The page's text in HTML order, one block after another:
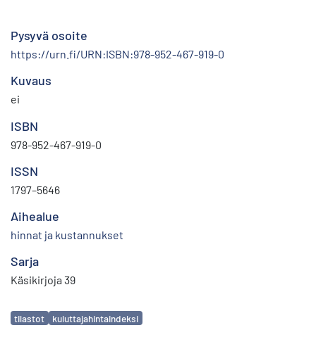
Pysyvä osoite
https://urn.fi/URN:ISBN:978-952-467-919-0
Kuvaus
ei
ISBN
978-952-467-919-0
ISSN
1797–5646
Aihealue
hinnat ja kustannukset
Sarja
Käsikirjoja 39
Avainsanat
tilastot kuluttajahintaindeksi